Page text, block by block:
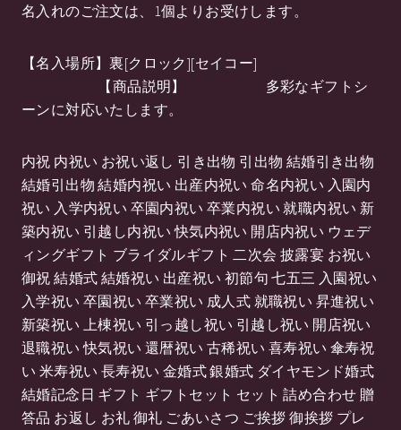
名入れのご注文は、1個よりお受けします。
【名入場所】裏[クロック][セイコー]
【商品説明】 多彩なギフトシ
ーンに対応いたします。
内祝 内祝い お祝い返し 引き出物 引出物 結婚引き出物
結婚引出物 結婚内祝い 出産内祝い 命名内祝い 入園内
祝い 入学内祝い 卒園内祝い 卒業内祝い 就職内祝い 新
築内祝い 引越し内祝い 快気内祝い 開店内祝い ウェデ
ィングギフト ブライダルギフト 二次会 披露宴 お祝い
御祝 結婚式 結婚祝い 出産祝い 初節句 七五三 入園祝い
入学祝い 卒園祝い 卒業祝い 成人式 就職祝い 昇進祝い
新築祝い 上棟祝い 引っ越し祝い 引越し祝い 開店祝い
退職祝い 快気祝い 還暦祝い 古稀祝い 喜寿祝い 傘寿祝
い 米寿祝い 長寿祝い 金婚式 銀婚式 ダイヤモンド婚式
結婚記念日 ギフト ギフトセット セット 詰め合わせ 贈
答品 お返し お礼 御礼 ごあいさつ ご挨拶 御挨拶 プレ